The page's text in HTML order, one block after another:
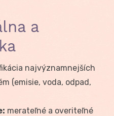
a
najvýznamnejších
(emisie, voda, odpad,
merateľné a overiteľné